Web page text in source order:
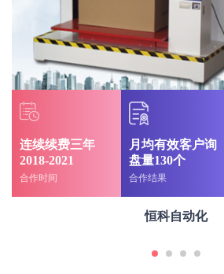
连续续费三年
2018-2021
合作时间
月均有效客户询
盘量130个
合作结果
恒科自动化